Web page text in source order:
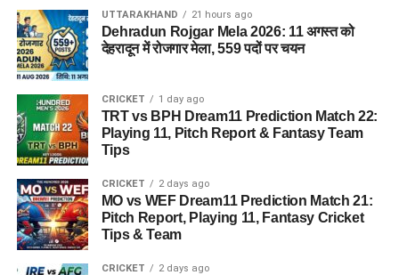
FAQs (EX Ias Son Yashvardhan Arrested)
1. क्या देहरादून पुलिस ने पूर्व मुख्य सचिव के बेटे
को गिरफ्तार किया है ?
हां देहरादून पुलिस ने यशवर्धन नाम के युवक को गिरफ्तार किया है, जो
उत्तराखंड के पूर्व मुख्य सचिव और पूर्व आईएएस अधिकारी का बेटा बताया जा
रहा है।
2. आरोपी पर क्या आरोप हैं?
आरोपी पर खुद को केंद्र सरकार, गृह मंत्रालय, रक्षा मंत्रालय और भारतीय
UTTARAKHAND 21 hours ago
Dehradun Rojgar Mela 2026: 11 अगस्त को
देहरादून में रोजगार मेला, 559 पदों पर चयन
CRICKET 1 day ago
TRT vs BPH Dream11 Prediction Match 22:
Playing 11, Pitch Report & Fantasy Team
Tips
CRICKET 2 days ago
MO vs WEF Dream11 Prediction Match 21:
Pitch Report, Playing 11, Fantasy Cricket
Tips & Team
CRICKET 2 days ago